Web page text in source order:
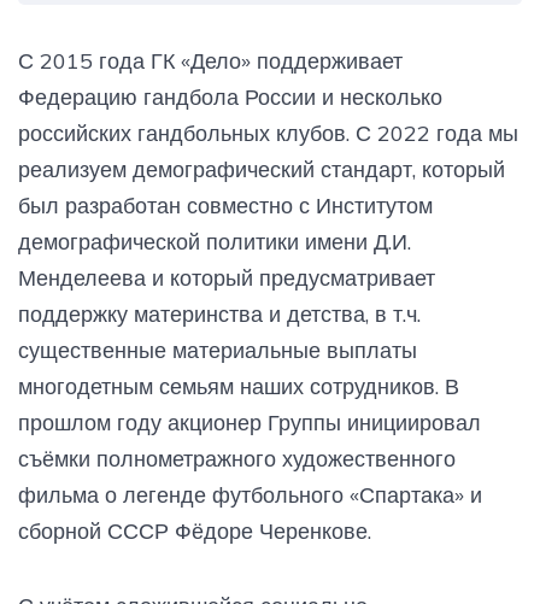
С 2015 года ГК «Дело» поддерживает
Федерацию гандбола России и несколько
российских гандбольных клубов. С 2022 года мы
реализуем демографический стандарт, который
был разработан совместно с Институтом
демографической политики имени Д.И.
Менделеева и который предусматривает
поддержку материнства и детства, в т.ч.
существенные материальные выплаты
многодетным семьям наших сотрудников. В
прошлом году акционер Группы инициировал
съёмки полнометражного художественного
фильма о легенде футбольного «Спартака» и
сборной СССР Фёдоре Черенкове.